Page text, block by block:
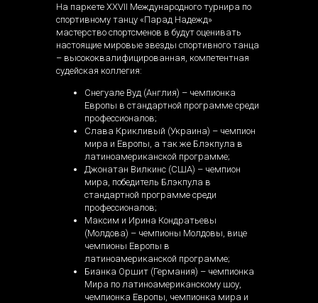
На паркете XXVII Международного турнира по
спортивному танцу «Парад Надежд»
мастерство спортсменов в будут оценивать
настоящие мировые звезды спортивного танца
– высококвалифицированная, компетентная
судейская коллегия:
Снегуале Вуд (Англия) – чемпионка
Европы в стандартной программе среди
профессионалов;
Слава Крикливый (Украина) – чемпион
мира и Европы, а так же Блэкпула в
латиноамериканской программе;
Джонатан Вилкинс (США) – чемпион
мира, победитель Блэкпула в
стандартной программе среди
профессионалов;
Максим и Ирина Кондратьевы
(Молдова) – чемпионы Молдовы, вице
чемпионы Европы в
латиноамериканской программе;
Бианка Оршит (Германия) – чемпионка
Мира по латиноамериканскому шоу,
чемпионка Европы, чемпионка мира и